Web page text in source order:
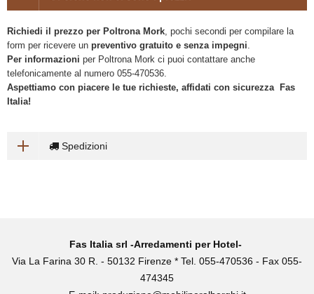
Richiedi il prezzo per Poltrona Mork, pochi secondi per compilare la
form per ricevere un preventivo gratuito e senza impegni.
Per informazioni per Poltrona Mork ci puoi contattare anche
telefonicamente al numero 055-470536.
Aspettiamo con piacere le tue richieste, affidati con sicurezza Fas
Italia!
Spedizioni
Fas Italia srl -Arredamenti per Hotel-
Via La Farina 30 R. - 50132 Firenze * Tel. 055-470536 - Fax 055-
474345